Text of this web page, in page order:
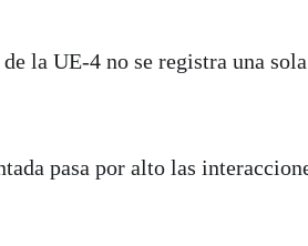
la UE-4 no se registra una
pasa por alto las